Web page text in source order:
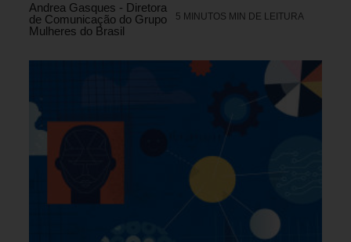
Andrea Gasques - Diretora
de Comunicação do Grupo
Mulheres do Brasil
5 MINUTOS MIN DE LEITURA